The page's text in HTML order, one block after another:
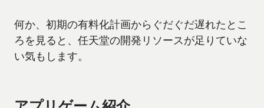
何か、初期の有料化計画からぐだぐだ遅れたとこ
ろを見ると、任天堂の開発リソースが足りていな
い気もします。